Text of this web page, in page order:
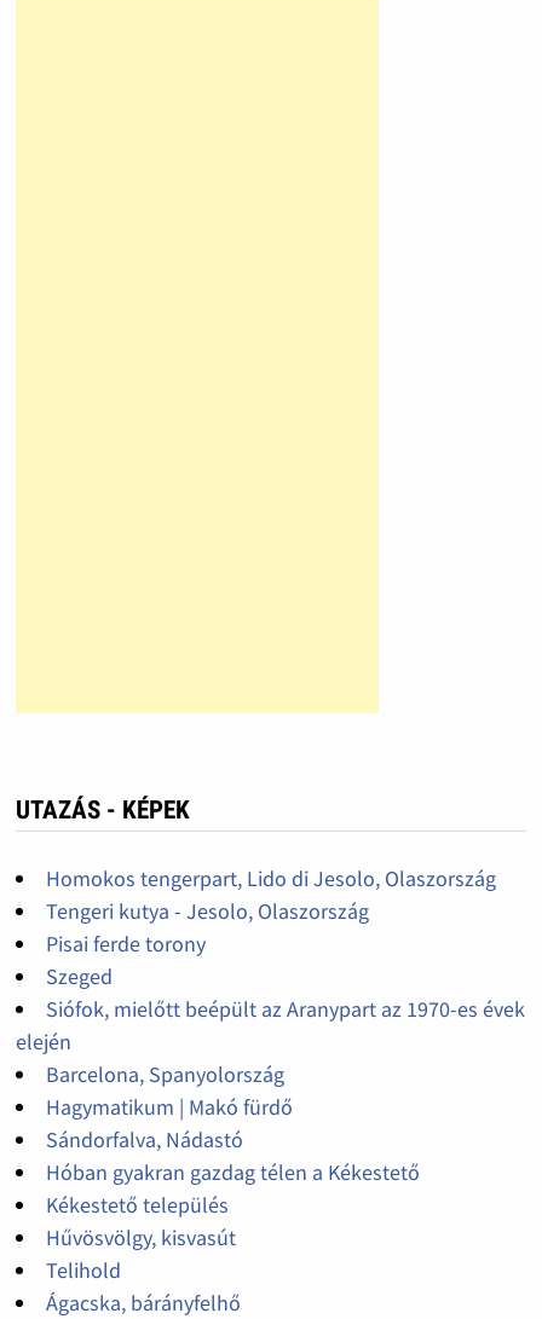
UTAZÁS - KÉPEK
Homokos tengerpart, Lido di Jesolo, Olaszország
Tengeri kutya - Jesolo, Olaszország
Pisai ferde torony
Szeged
Siófok, mielőtt beépült az Aranypart az 1970-es évek
elején
Barcelona, Spanyolország
Hagymatikum | Makó fürdő
Sándorfalva, Nádastó
Hóban gyakran gazdag télen a Kékestető
Kékestető település
Hűvösvölgy, kisvasút
Telihold
Ágacska, bárányfelhő